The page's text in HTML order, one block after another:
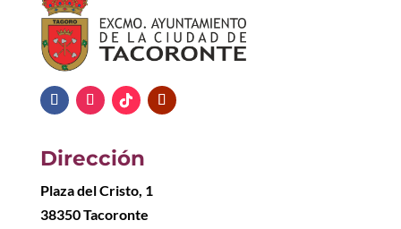
Dirección
Plaza del Cristo, 1
38350 Tacoronte